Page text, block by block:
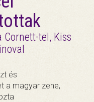
Cornett-tel, Kiss
és
a magyar zene,